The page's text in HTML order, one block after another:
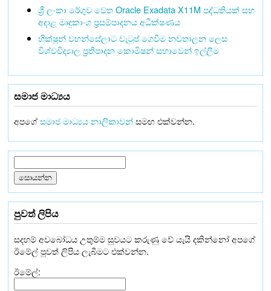
ශ්‍රී ලංකා රේගුව වෙත Oracle Exadata X11M පද්ධතියක් සහ
අදාළ මෘදුකාංග ප්‍රසම්පාදනය අධීක්ෂණය
භික්ෂූන් වහන්සේලාට වැටුප් ගෙවීම නවතාලන ලෙස
විශ්වවිද්‍යාල ප්‍රතිපාදන කොමිෂන් සභාවෙන් ඉල්ලීම
සමාජ මාධ්‍යය
අපගේසමාජ මාධ්‍යය නාලිකාවන්සමඟ එක්වන්න.
පුවත් ලිපිය
සදහම් අවබෝධය උතුම්ම සුවයට කරුණු වේ යැයි දකින්නෝ අපගේ
ඊමේල් පුවත් ලිපිය ලැබීමට එක්වන්න.
ඊමේල්: